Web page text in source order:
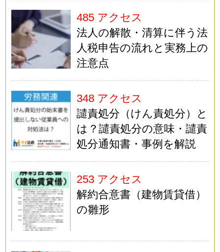
485 アクセス
法人の解散・清算に伴う法
人税申告の流れと実務上の
注意点
348 アクセス
譴責処分（けん責処分）と
は？譴責処分の意味・譴責
処分通知書・事例を解説
253 アクセス
解約合意書（建物賃貸借）
の雛形